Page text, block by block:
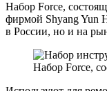
Набор Force,
фирмой Shyang Yun
в России, но и на
Набор Force,